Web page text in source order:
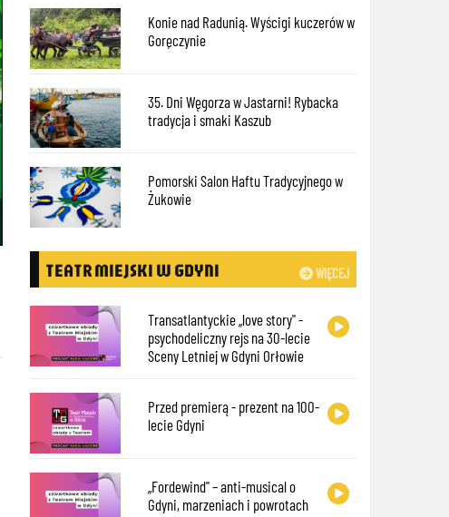
Konie nad Radunią. Wyścigi kuczerów w
Goręczynie
35. Dni Węgorza w Jastarni! Rybacka
tradycja i smaki Kaszub
Pomorski Salon Haftu Tradycyjnego w
Żukowie
WIĘCEJ
TEATR MIEJSKI W GDYNI
Transatlantyckie „love story" -
psychodeliczny rejs na 30-lecie
Sceny Letniej w Gdyni Orłowie
Przed premierą - prezent na 100-
lecie Gdyni
„Fordewind" – anti-musical o
Gdyni, marzeniach i powrotach